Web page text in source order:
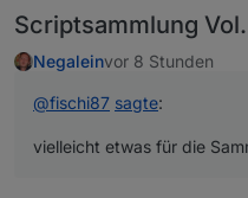
Scriptsammlung
Negaleinvor 8 Stunden
@fischi87 sagte:
vielleicht etwas für die